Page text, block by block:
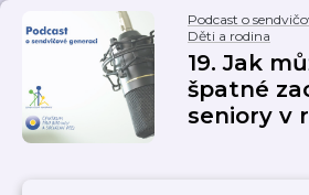
Podcast o
Děti a rodina
19. Jak
špatné
seniory v